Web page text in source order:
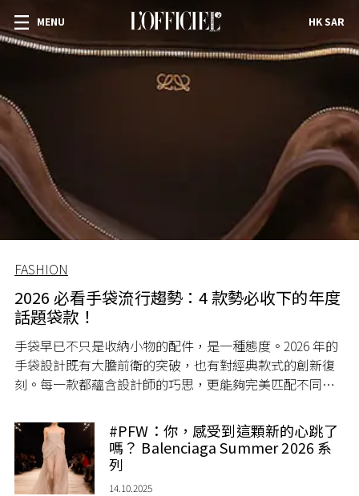
MENU HK SAR
FASHION
2026 必看手袋流行趨勢：4 款勢必收下的年度
話題袋款！
手袋早已不只是收納小物的配件，是一種態度。2026 年的
手袋設計既有大膽前衛的突破，也有對經典款式的創新復
刻。每一款都蘊含設計師的巧思，更能夠完美匹配不同場
袋人氣潮流趨勢，介紹 4 款必入袋款，站在潮流最前線。
#PFW：你，感受到這顆新的心跳了
嗎？ Balenciaga Summer 2026 系
列
14.10.2025